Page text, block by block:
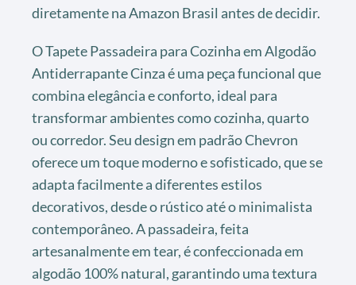
diretamente na Amazon Brasil antes de decidir.
O Tapete Passadeira para Cozinha em Algodão
Antiderrapante Cinza é uma peça funcional que
combina elegância e conforto, ideal para
transformar ambientes como cozinha, quarto
ou corredor. Seu design em padrão Chevron
oferece um toque moderno e sofisticado, que se
adapta facilmente a diferentes estilos
decorativos, desde o rústico até o minimalista
contemporâneo. A passadeira, feita
artesanalmente em tear, é confeccionada em
algodão 100% natural, garantindo uma textura